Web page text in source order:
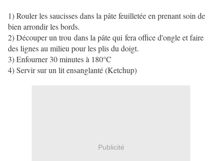
1) Rouler les saucisses dans la pâte feuilletée en prenant soin de
bien arrondir les bords.
2) Découper un trou dans la pâte qui fera office d'ongle et faire
des lignes au milieu pour les plis du doigt.
3) Enfourner 30 minutes à 180°C
4) Servir sur un lit ensanglanté (Ketchup)
Publicité